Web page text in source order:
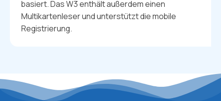
basiert. Das W3 enthält außerdem einen
Multikartenleser und unterstützt die mobile
Registrierung.